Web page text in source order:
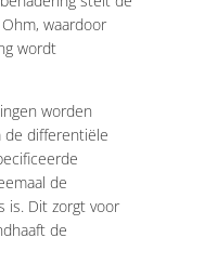
waardoor
wordt
worden
differentiële
de
is. Dit zorgt voor
de